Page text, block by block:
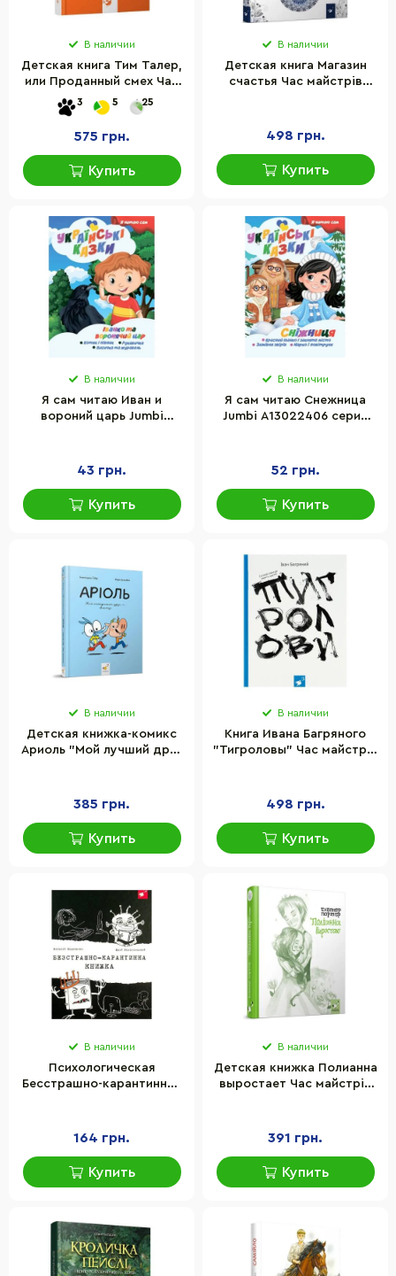
В наличии
Детская книга Тим Талер,
или Проданный смех Час
майстрів 153203
3 5 25
575 грн.
Купить
В наличии
Детская книга Магазин
счастья Час майстрів
498 грн.
Купить
В наличии
Я сам читаю Иван и
вороний царь Jumbi
43 грн.
Купить
В наличии
Я сам читаю Снежница
Jumbi A13022406 серия
52 грн.
Купить
В наличии
Детская книжка-комикс
Ариоль "Мой лучший друг
385 грн.
Купить
В наличии
Книга Ивана Багряного
"Тигроловы" Час майстрів
498 грн.
Купить
В наличии
Психологическая
Бесстрашно-карантинная
164 грн.
Купить
В наличии
Детская книжка Полианна
выростает Час майстрів
391 грн.
Купить